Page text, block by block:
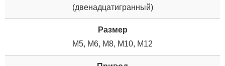
(двенадцатигранный)
Размер
M5, M6, M8, M10, M12